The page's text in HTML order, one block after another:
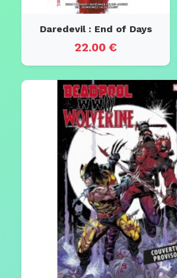
Daredevil : End of Days
22.00 €